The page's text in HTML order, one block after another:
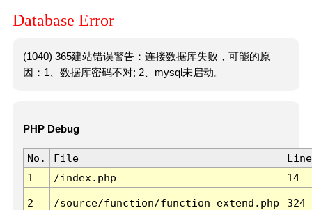
Database Error
(1040) 365建站错误警告：连接数据库失败，可能的原
因：1、数据库密码不对; 2、mysql未启动。
PHP Debug
No. File
Line
1
/index.php 14
2 /source/function/function_extend.php 324